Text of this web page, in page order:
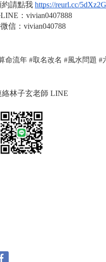
約請點我 https://reurl.cc/5dXz2G
：vivian0407888
信：vivian040788
命流年 #取名改名 #風水問題 #
絡林子玄老師 LINE